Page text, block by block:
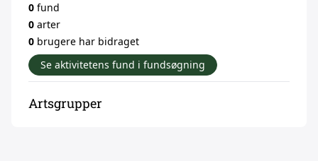
0 fund
0 arter
0 brugere har bidraget
Se aktivitetens fund i fundsøgning
Artsgrupper